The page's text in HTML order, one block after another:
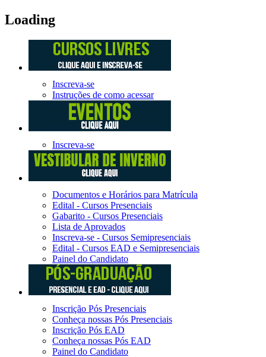
Loading
Inscreva-se
Instruções de como acessar
Inscreva-se
Documentos e Horários para Matrícula
Edital - Cursos Presenciais
Gabarito - Cursos Presenciais
Lista de Aprovados
Inscreva-se - Cursos Semipresenciais
Edital - Cursos EAD e Semipresenciais
Painel do Candidato
Inscrição Pós Presenciais
Conheça nossas Pós Presenciais
Inscrição Pós EAD
Conheça nossas Pós EAD
Painel do Candidato